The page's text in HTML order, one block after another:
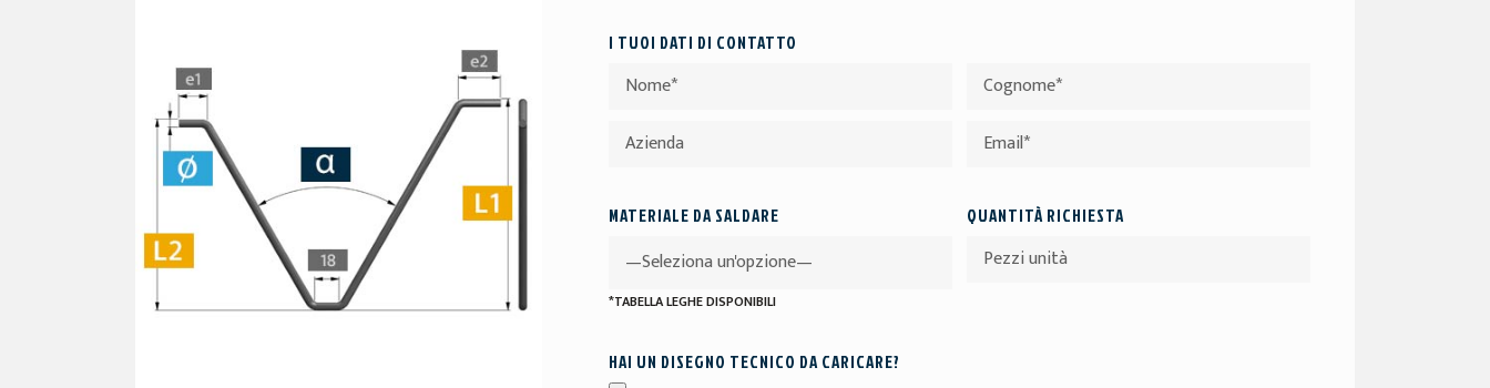
I TUOI DATI DI CONTATTO
MATERIALE DA SALDARE
*TABELLA LEGHE DISPONIBILI
QUANTITÀ RICHIESTA
HAI UN DISEGNO TECNICO DA CARICARE?